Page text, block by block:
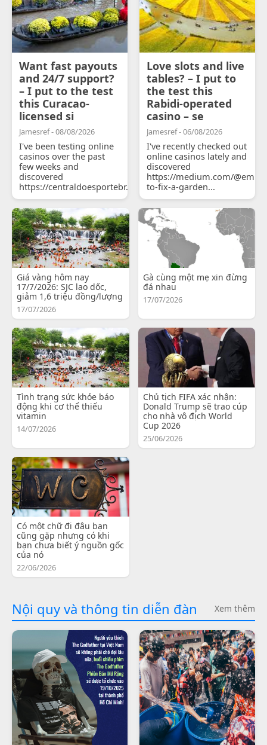
Want fast payouts
and 24/7 support?
– I put to the test
this Curacao-
licensed si
Jamesref - 08/08/2026
I've been testing online
casinos over the past
few weeks and
discovered
https://centraldoesportebr.substack.com/p/cucure...
Love slots and live
tables? – I put to
the test this
Rabidi-operated
casino – se
Jamesref - 06/08/2026
I've recently checked out
online casinos lately and
discovered
https://medium.com/
to-fix-a-garden...
Giá vàng hôm nay
17/7/2026: SJC lao dốc,
giảm 1,6 triệu đồng/lượng
17/07/2026
Gà cùng một mẹ xin đừng
đá nhau
17/07/2026
Tình trạng sức khỏe báo
động khi cơ thể thiếu
vitamin
14/07/2026
Chủ tịch FIFA xác nhận:
Donald Trump sẽ trao cúp
cho nhà vô địch World
Cup 2026
25/06/2026
Có một chữ đi đâu bạn
cũng gặp nhưng có khi
bạn chưa biết ý nguồn gốc
của nó
22/06/2026
Nội quy và thông tin diễn đàn Xem thêm